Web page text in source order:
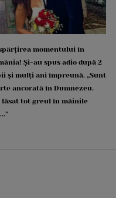
momentului în
Și-au spus adio după 2
și mulți ani împreună. „Sunt
ancorată în Dumnezeu.
lăsat tot greul în mâinile